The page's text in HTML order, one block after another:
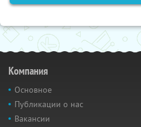
Компания
Основное
Публикации о нас
Вакансии